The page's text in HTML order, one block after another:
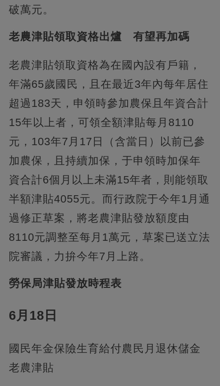
破萬元。
老農津貼領取資格出爐 有望再加碼
老農津貼領取資格為在國內設有戶籍，
年滿65歲國民，且在最近3年內每年居住
超過183天，申領時參加農保且年資合計
15年以上者，可領全額津貼每月8110
元，103年7月17日（含當日）以前已參
加農保，且持續加保，于申領時加保年
資合計6個月以上未滿15年者，則能領取
半額津貼4055元。而行政院于今年1月通
過修正草案，將老農津貼發放額度由
8110元調整至每月1萬元，草案已送立法
院審議，力拚今年7月上路。
勞保局津貼發放時程表
6月18日
國民年金保險生育給付農民月退休儲金
老農津貼